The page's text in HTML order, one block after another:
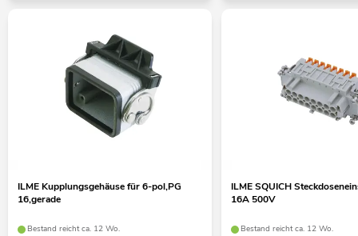
ILME Kupplungsgehäuse für 6-pol,PG
16,gerade
Bestand reicht ca. 12 Wo.
ILME SQUICH
16A 500V
Bestand reicht ca. 12 Wo.